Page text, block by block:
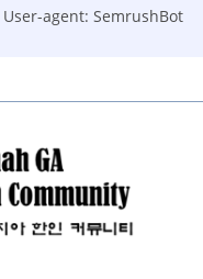
User-agent: SemrushBot